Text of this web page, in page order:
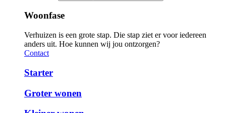
Woonfase
Verhuizen is een grote stap. Die stap ziet er voor iedereen
anders uit. Hoe kunnen wij jou ontzorgen?
Contact
Starter
Groter wonen